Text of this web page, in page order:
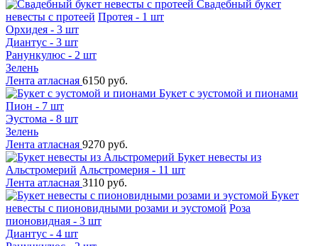
Свадебный букет
невесты с протеей Протея - 1 шт
Орхидея - 3 шт
Диантус - 3 шт
Ранункулюс - 2 шт
Зелень
Лента атласная 6150 руб.
Букет с эустомой и пионами
Пион - 7 шт
Эустома - 8 шт
Зелень
Лента атласная 9270 руб.
Букет невесты из
Альстромерий Альстромерия - 11 шт
Лента атласная 3110 руб.
Букет
невесты с пионовидными розами и эустомой Роза
пионовидная - 3 шт
Диантус - 4 шт